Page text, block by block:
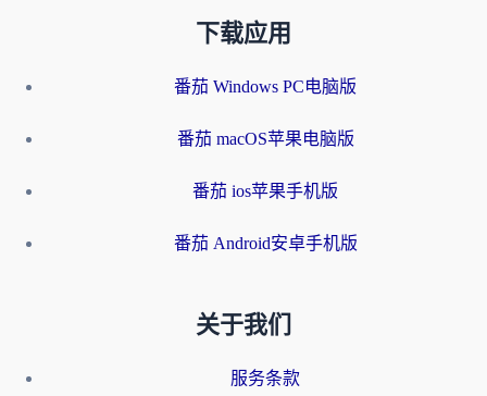
下载应用
番茄 Windows PC电脑版
番茄 macOS苹果电脑版
番茄 ios苹果手机版
番茄 Android安卓手机版
关于我们
服务条款